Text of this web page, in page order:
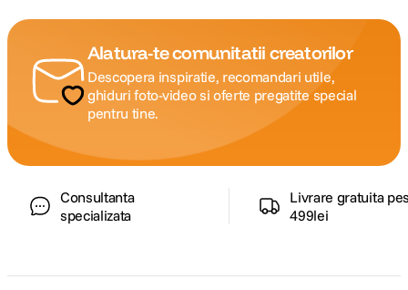
Alatura-te comunitatii creatorilor
Descopera inspiratie, recomandari utile,
ghiduri foto-video si oferte pregatite special
pentru tine.
Consultanta
specializata
Livrare gratuita
499lei